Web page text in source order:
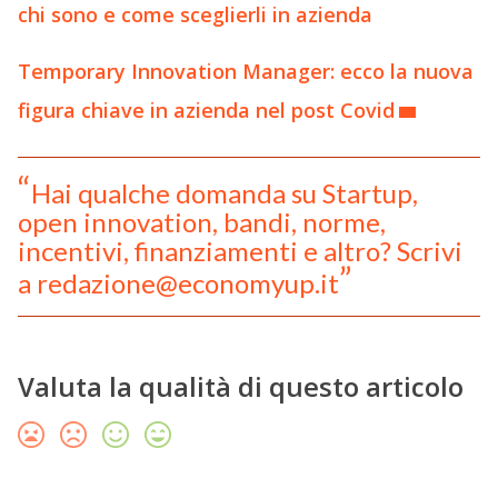
chi sono e come sceglierli in azienda
Temporary Innovation Manager: ecco la nuova
figura chiave in azienda nel post Covid
Hai qualche domanda su Startup,
open innovation, bandi, norme,
incentivi, finanziamenti e altro? Scrivi
a redazione@economyup.it
Valuta la qualità di questo articolo